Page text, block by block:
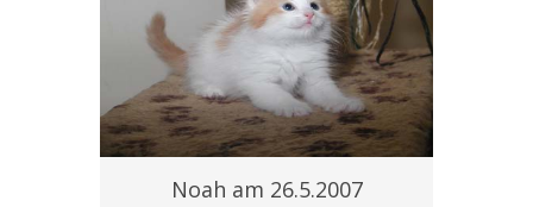
Noah am 26.5.2007